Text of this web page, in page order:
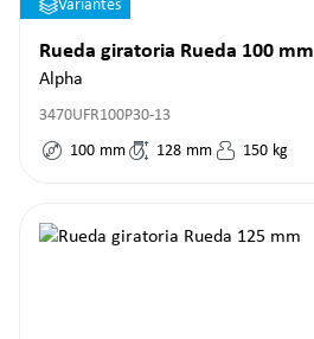
Variantes
Rueda giratoria Rueda 100 mm
Alpha
3470UFR100P30-13
100 mm 128 mm 150 kg